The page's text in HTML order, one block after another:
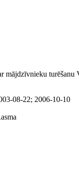
mājdzīvnieku
08-22; 2006-10-10